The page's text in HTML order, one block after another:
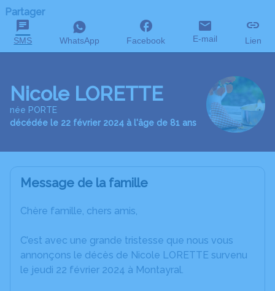
Partager
SMS WhatsApp Facebook E-mail Lien
Nicole LORETTE
née PORTE
décédée le 22 février 2024 à l'âge de 81 ans
Message de la famille
Chère famille, chers amis,
C’est avec une grande tristesse que nous vous
annonçons le décès de Nicole LORETTE survenu
le jeudi 22 février 2024 à Montayral.